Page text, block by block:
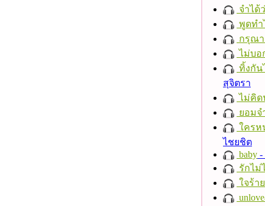
จำได้
พูดทำ
กรุณา
ไม่บอ
ทิ้งกัน
สุจิตรา
ไม่คิด
ยอม
ใครห
ไชยชิต
baby -
รักไม่
ใจร้าย